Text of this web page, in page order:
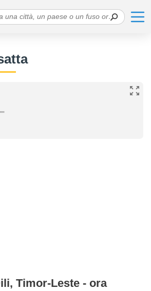
Timor-Leste - ora